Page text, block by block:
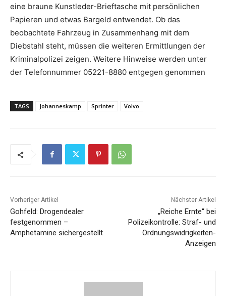
eine braune Kunstleder-Brieftasche mit persönlichen
Papieren und etwas Bargeld entwendet. Ob das
beobachtete Fahrzeug in Zusammenhang mit dem
Diebstahl steht, müssen die weiteren Ermittlungen der
Kriminalpolizei zeigen. Weitere Hinweise werden unter
der Telefonnummer 05221-8880 entgegen genommen
TAGS Johanneskamp Sprinter Volvo
Vorheriger Artikel
Gohfeld: Drogendealer
festgenommen –
Amphetamine sichergestellt
Nächster Artikel
„Reiche Ernte“ bei
Polizeikontrolle: Straf- und
Ordnungswidrigkeiten-
Anzeigen